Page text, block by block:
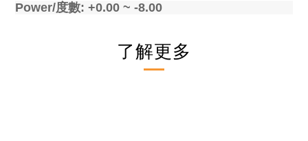
Power/度數: +0.00 ~ -8.00
了解更多